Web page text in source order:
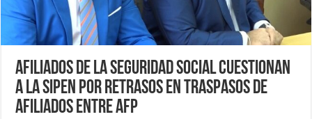
Afiliados de la Seguridad Social cuestionan
a la SIPEN por retrasos en traspasos de
afiliados entre AFP